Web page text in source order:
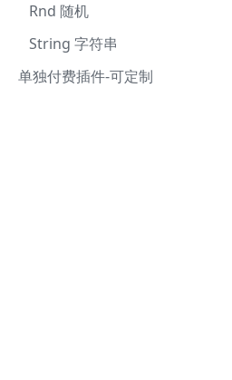
Rnd 随机
String 字符串
单独付费插件-可定制